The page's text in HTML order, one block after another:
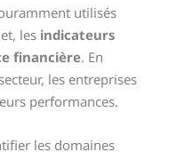
utilisés
les indicateurs
financière. En
les entreprises
performances.
les domaines